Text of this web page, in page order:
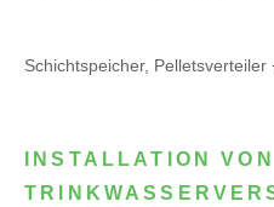
Schichtspeicher, Pelletsverteiler
INSTALLATION VON